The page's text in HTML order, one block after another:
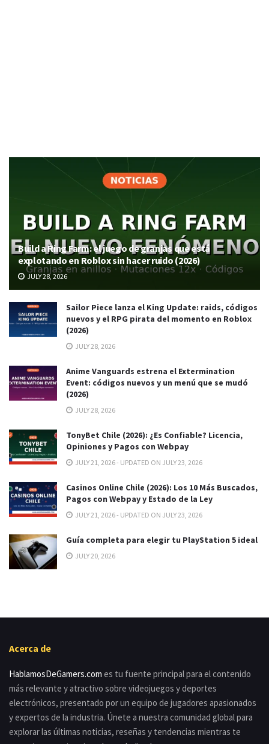
Build a Ring Farm: el juego de granjas que está
explotando en Roblox sin hacer ruido (2026)
JULY 28, 2026
Sailor Piece lanza el King Update: raids, códigos
nuevos y el RPG pirata del momento en Roblox
(2026)
JULY 28, 2026
Anime Vanguards estrena el Extermination
Event: códigos nuevos y un menú que se mudó
(2026)
JULY 28, 2026
TonyBet Chile (2026): ¿Es Confiable? Licencia,
Opiniones y Pagos con Webpay
JULY 21, 2026 - UPDATED ON JULY 23, 2026
Casinos Online Chile (2026): Los 10 Más Buscados,
Pagos con Webpay y Estado de la Ley
JULY 21, 2026 - UPDATED ON JULY 23, 2026
Guía completa para elegir tu PlayStation 5 ideal
JULY 20, 2026
Acerca de
HablamosDeGamers.com es tu fuente principal para el contenido
más relevante y atractivo sobre videojuegos y deportes
electrónicos, presentado por un equipo de jugadores apasionados
y expertos de la industria. Únete a nuestra comunidad global para
explorar las últimas noticias, reseñas y tendencias mientras te